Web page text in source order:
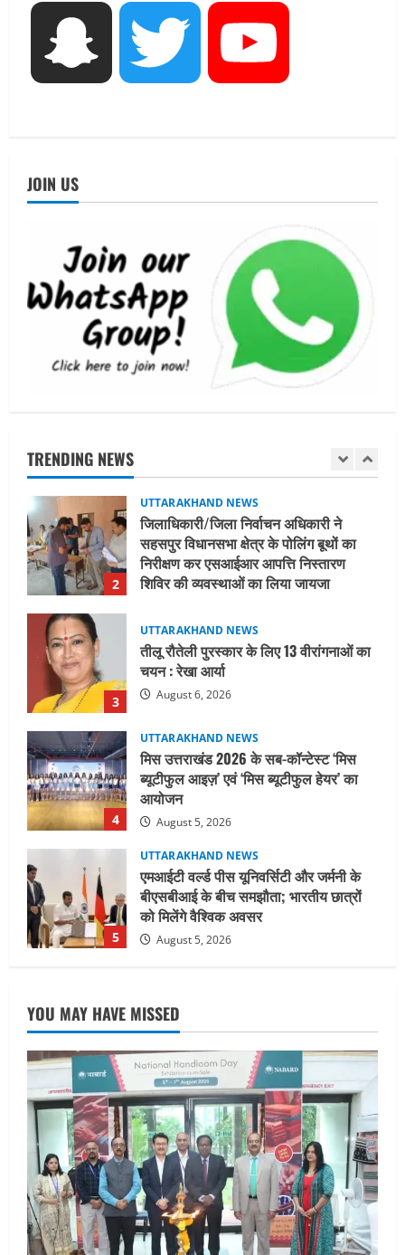
Snapchat Twitter
JOIN US
TRENDING NEWS
UTTARAKHAND NEWS
मिस उत्तराखंड 2026 के सब-कॉन्टेस्ट ‘मिस
ब्यूटीफुल आइज़’ एवं ‘मिस ब्यूटीफुल हेयर’ का
को मिलेंगे वैश्विक अवसर
1
UTTARAKHAND NEWS
नाबार्ड ने राष्ट्रीय हथकरघा दिवस के अवसर पर
मुंबई में तीन दिवसीय प्रदर्शनी का आयोजन किया
August 7, 2026
2
UTTARAKHAND NEWS
3
UTTARAKHAND NEWS
तीलू रौतेली पुरस्कार के लिए 13 वीरांगनाओं का
चयन : रेखा आर्या
August 6, 2026
4
मिस उत्तराखंड 2026 के सब-कॉन्टेस्ट ‘मिस
ब्यूटीफुल आइज़’ एवं ‘मिस ब्यूटीफुल हेयर’ का
आयोजन
August 5, 2026
5
UTTARAKHAND NEWS
एमआईटी वर्ल्ड पीस यूनिवर्सिटी और जर्मनी के
बीएसबीआई के बीच समझौता; भारतीय छात्रों
को मिलेंगे वैश्विक अवसर
August 5, 2026
1
UTTARAKHAND NEWS
नाबार्ड ने राष्ट्रीय हथकरघा दिवस के अवसर पर
मुंबई में तीन दिवसीय प्रदर्शनी का आयोजन किया
2
सहसपुर विधानसभा क्षेत्र के पोलिंग बूथों का
निरीक्षण कर एसआईआर आपत्ति निस्तारण
शिविर की व्यवस्थाओं का लिया जायजा
August 6, 2026
UTTARAKHAND NEWS
तीलू रौतेली पुरस्कार के लिए 13 वीरांगनाओं का
चयन : रेखा आर्या
August 6, 2026
UTTARAKHAND NEWS
मिस उत्तराखंड 2026 के सब-कॉन्टेस्ट ‘मिस
ब्यूटीफुल आइज़’ एवं ‘मिस ब्यूटीफुल हेयर’ का
YOU MAY HAVE MISSED